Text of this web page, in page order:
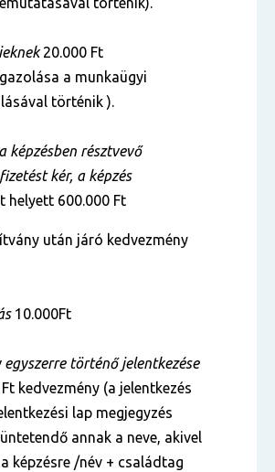
20.000 Ft
a munkaügyi
történik ).
képzésben résztvevő
kér, a képzés
helyett 600.000 Ft
után járó kedvezmény
10.000Ft
egyszerre történő jelentkezése
Ft kedvezmény (a jelentkezés
lap megjegyzés
annak a neve, akivel
képzésre /név + családtag